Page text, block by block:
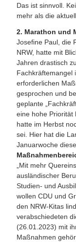
Das ist sinnvoll.
mehr als die
2. Marathon und
Josefine Paul, die
NRW, hatte mit
Jahren drastisch
Fachkräftemangel
erforderlichen
gesprochen und
geplante
eine hohe Priorität
hatte im Herbst
sei. Hier hat die
Januarwoche
„Mit mehr
ausländischer
Studien- und
wollen CDU und
den NRW-Kitas
verabschiedeten
(26.01.2023) mit
Maßnahmen